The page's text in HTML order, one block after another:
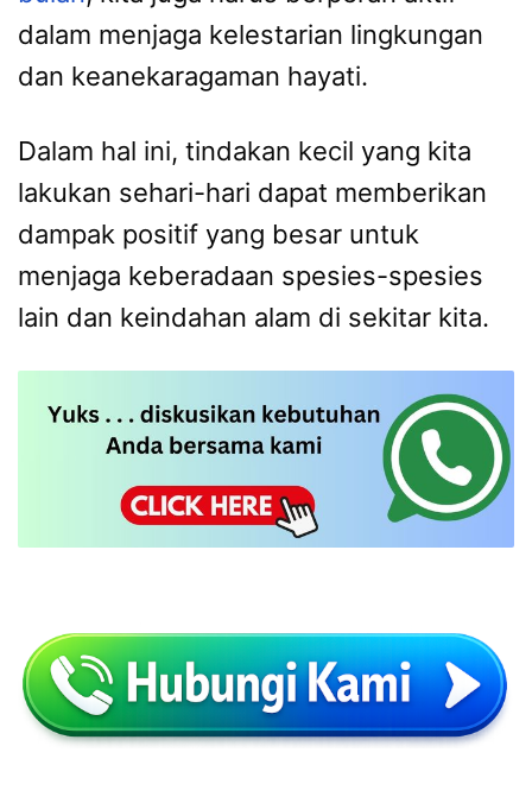
dalam menjaga kelestarian lingkungan
dan keanekaragaman hayati.
Dalam hal ini, tindakan kecil yang kita
lakukan sehari-hari dapat memberikan
dampak positif yang besar untuk
menjaga keberadaan spesies-spesies
lain dan keindahan alam di sekitar kita.